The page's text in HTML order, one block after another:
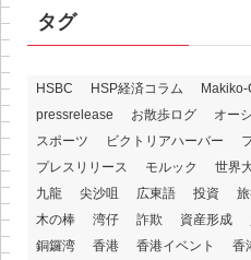
タグ
HSBC HSP経済コラム
pressrelease
お散歩ログ オー
スポーツ
ビクトリアハーバー
プレスリリース
モルック 世界
九龍
尖沙咀 広東語 投資
木の棒
湾仔 詐欺 資産形成
銅鑼湾
香港 香港イベント
香